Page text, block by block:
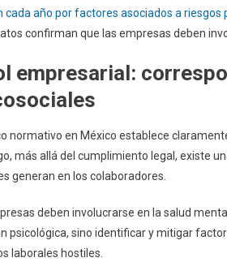
cada año por factores asociados a riesgos
confirman que las empresas deben
empresarial:
normativo en México establece
más allá del cumplimiento legal, existe
generan en los colaboradores.
deben involucrarse en la salud
psicológica, sino identificar y mitigar
laborales hostiles.